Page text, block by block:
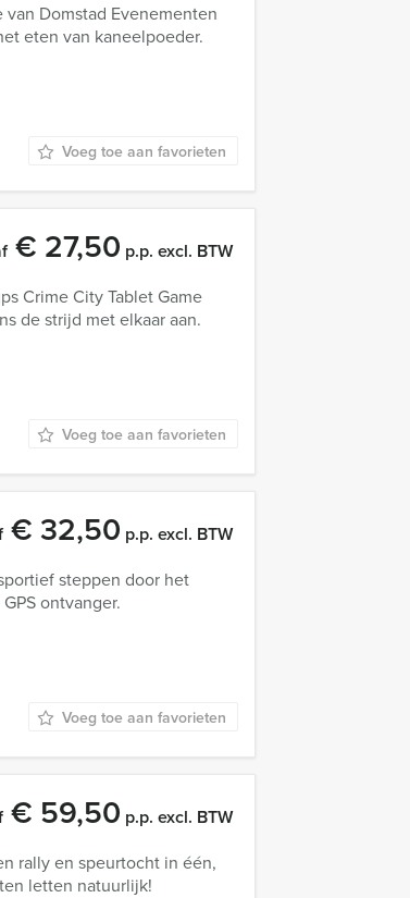
Domstad Evenementen
eten van kaneelpoeder.
Voeg toe aan favorieten
€ 27,50 p.p. excl. BTW
Crime City Tablet Game
de strijd met elkaar aan.
Voeg toe aan favorieten
€ 32,50 p.p. excl. BTW
steppen door het
ontvanger.
Voeg toe aan favorieten
€ 59,50 p.p. excl. BTW
rally en speurtocht in één,
letten natuurlijk!